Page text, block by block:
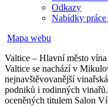
Odkazy
Nabídky
Mapa webu
Valtice – Hlavní město vína
Valtice se nachází v
nejnavštěvovanější
podniků i rodinných
oceněných titulem Salon